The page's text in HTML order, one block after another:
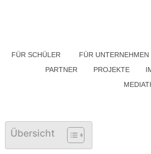
FÜR SCHÜLER FÜR UNTERNEHMEN
PARTNER
PROJEKTE
Übersicht